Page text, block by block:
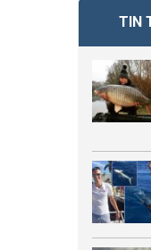
TIN